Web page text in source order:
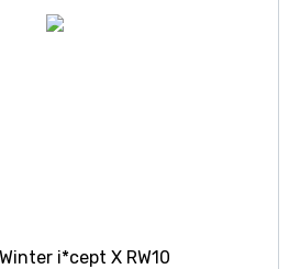
i*cept X RW10